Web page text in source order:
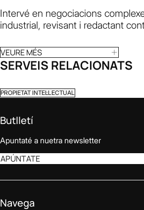
Intervé en negociacions
industrial, revisant i redactant
VEURE MÉS
SERVEIS RELACIONATS
PROPIETAT INTEL·LECTUAL
Butlletí
Apuntaté a nuetra newsletter
APÚNTATE
Navega